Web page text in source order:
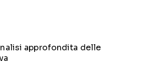
approfondita delle